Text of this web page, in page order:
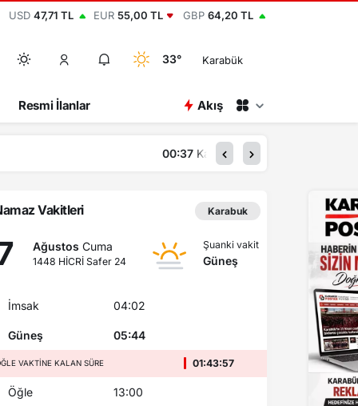
USD 47,71 TL EUR 55,00 TL GBP 64,20 TL
33° Karabük
Resmi İlanlar Akış
Vakitleri Karabuk
Ağustos Cuma
1448 HİCRİ Safer 24
Şuanki vakit
Güneş
İmsak 04:02
Güneş 05:44
VAKTINE KALAN SÜRE 01:43:57
Öğle 13:00